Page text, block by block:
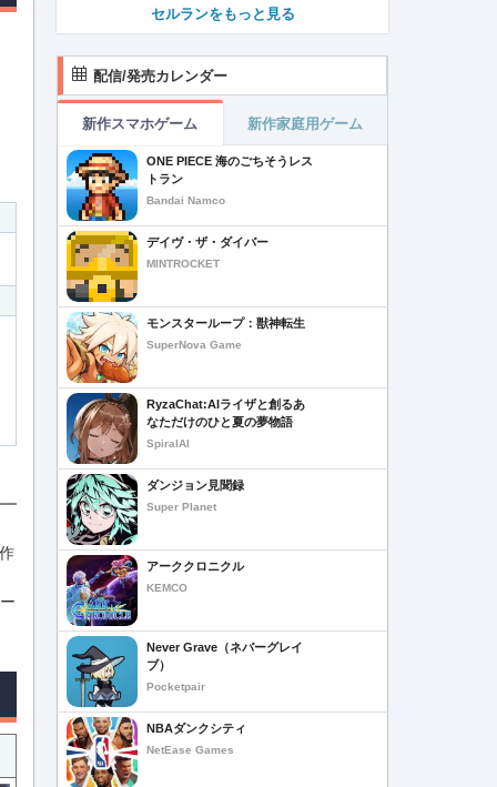
セルランをもっと見る
配信/発売カレンダー
新作スマホゲーム 新作家庭用ゲーム
ONE PIECE 海のごちそうレス
トラン
Bandai Namco
デイヴ・ザ・ダイバー
MINTROCKET
モンスターループ：獣神転生
SuperNova Game
RyzaChat:AIライザと創るあ
なただけのひと夏の夢物語
SpiralAI
ダンジョン見聞録
Super Planet
アーククロニクル
KEMCO
Never Grave（ネバーグレイ
ブ）
Pocketpair
NBAダンクシティ
NetEase Games